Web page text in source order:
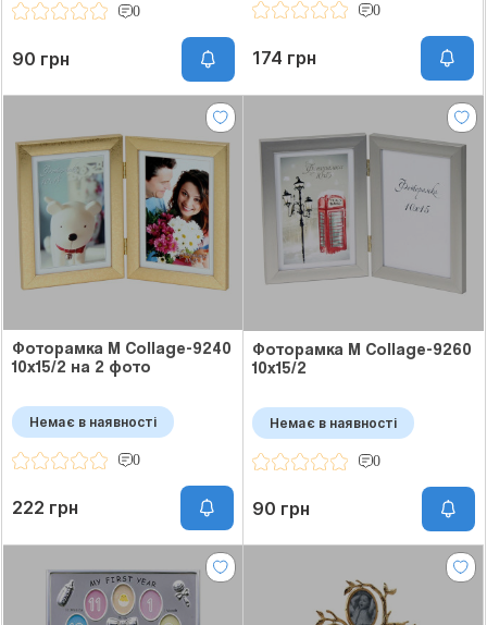
0
90 грн
0
174 грн
Фоторамка M Collage-9240
10x15/2 на 2 фото
Немає в наявності
0
222 грн
Фоторамка M Collage-9260
10x15/2
Немає в наявності
0
90 грн